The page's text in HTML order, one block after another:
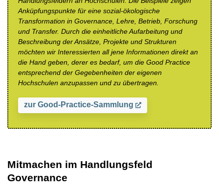
Anküpfungspunkte für eine sozial-ökologische
Transformation in Governance, Lehre, Betrieb, Forschung
und Transfer. Durch die einheitliche Aufarbeitung und
Beschreibung der Ansätze, Projekte und Strukturen
möchten wir Interessierten all jene Informationen direkt an
die Hand geben, derer es bedarf, um die Good Practice
entsprechend der Gegebenheiten der eigenen
Hochschulen anzupassen und zu übertragen.
zur Good-Practice-Sammlung
Mitmachen im Handlungsfeld
Governance